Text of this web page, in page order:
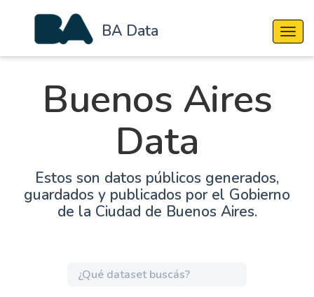
BA Data
Buenos Aires
Data
Estos son datos públicos generados,
guardados y publicados por el Gobierno
de la Ciudad de Buenos Aires.